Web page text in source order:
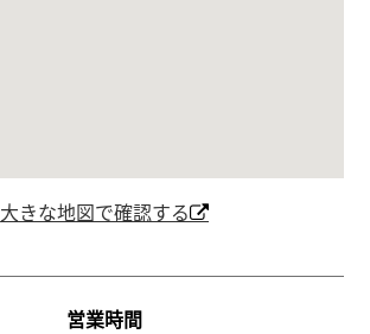
大きな地図で確認する
営業時間